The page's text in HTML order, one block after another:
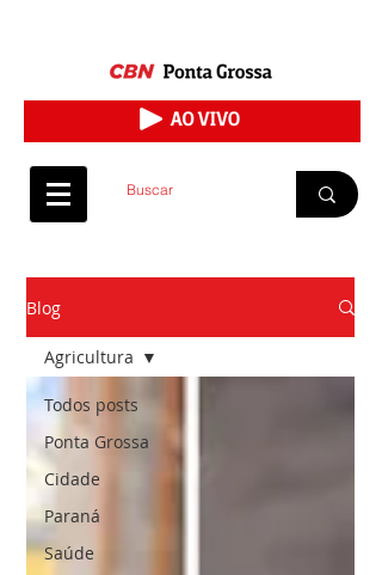
Blog
Todos posts
Ponta Grossa
Cidade
Paraná
Saúde
Agricultura